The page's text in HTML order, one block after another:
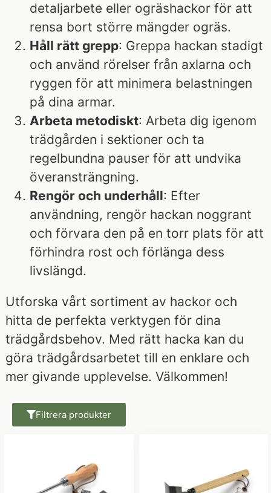
detaljarbete eller ogräshackor för att
rensa bort större mängder ogräs.
Håll rätt grepp: Greppa hackan stadigt
och använd rörelser från axlarna och
ryggen för att minimera belastningen
på dina armar.
Arbeta metodiskt: Arbeta dig igenom
trädgården i sektioner och ta
regelbundna pauser för att undvika
överansträngning.
Rengör och underhåll: Efter
användning, rengör hackan noggrant
och förvara den på en torr plats för att
förhindra rost och förlänga dess
livslängd.
Utforska vårt sortiment av hackor och
hitta de perfekta verktygen för dina
trädgårdsbehov. Med rätt hacka kan du
göra trädgårdsarbetet till en enklare och
mer givande upplevelse. Välkommen!
Filtrera produkter